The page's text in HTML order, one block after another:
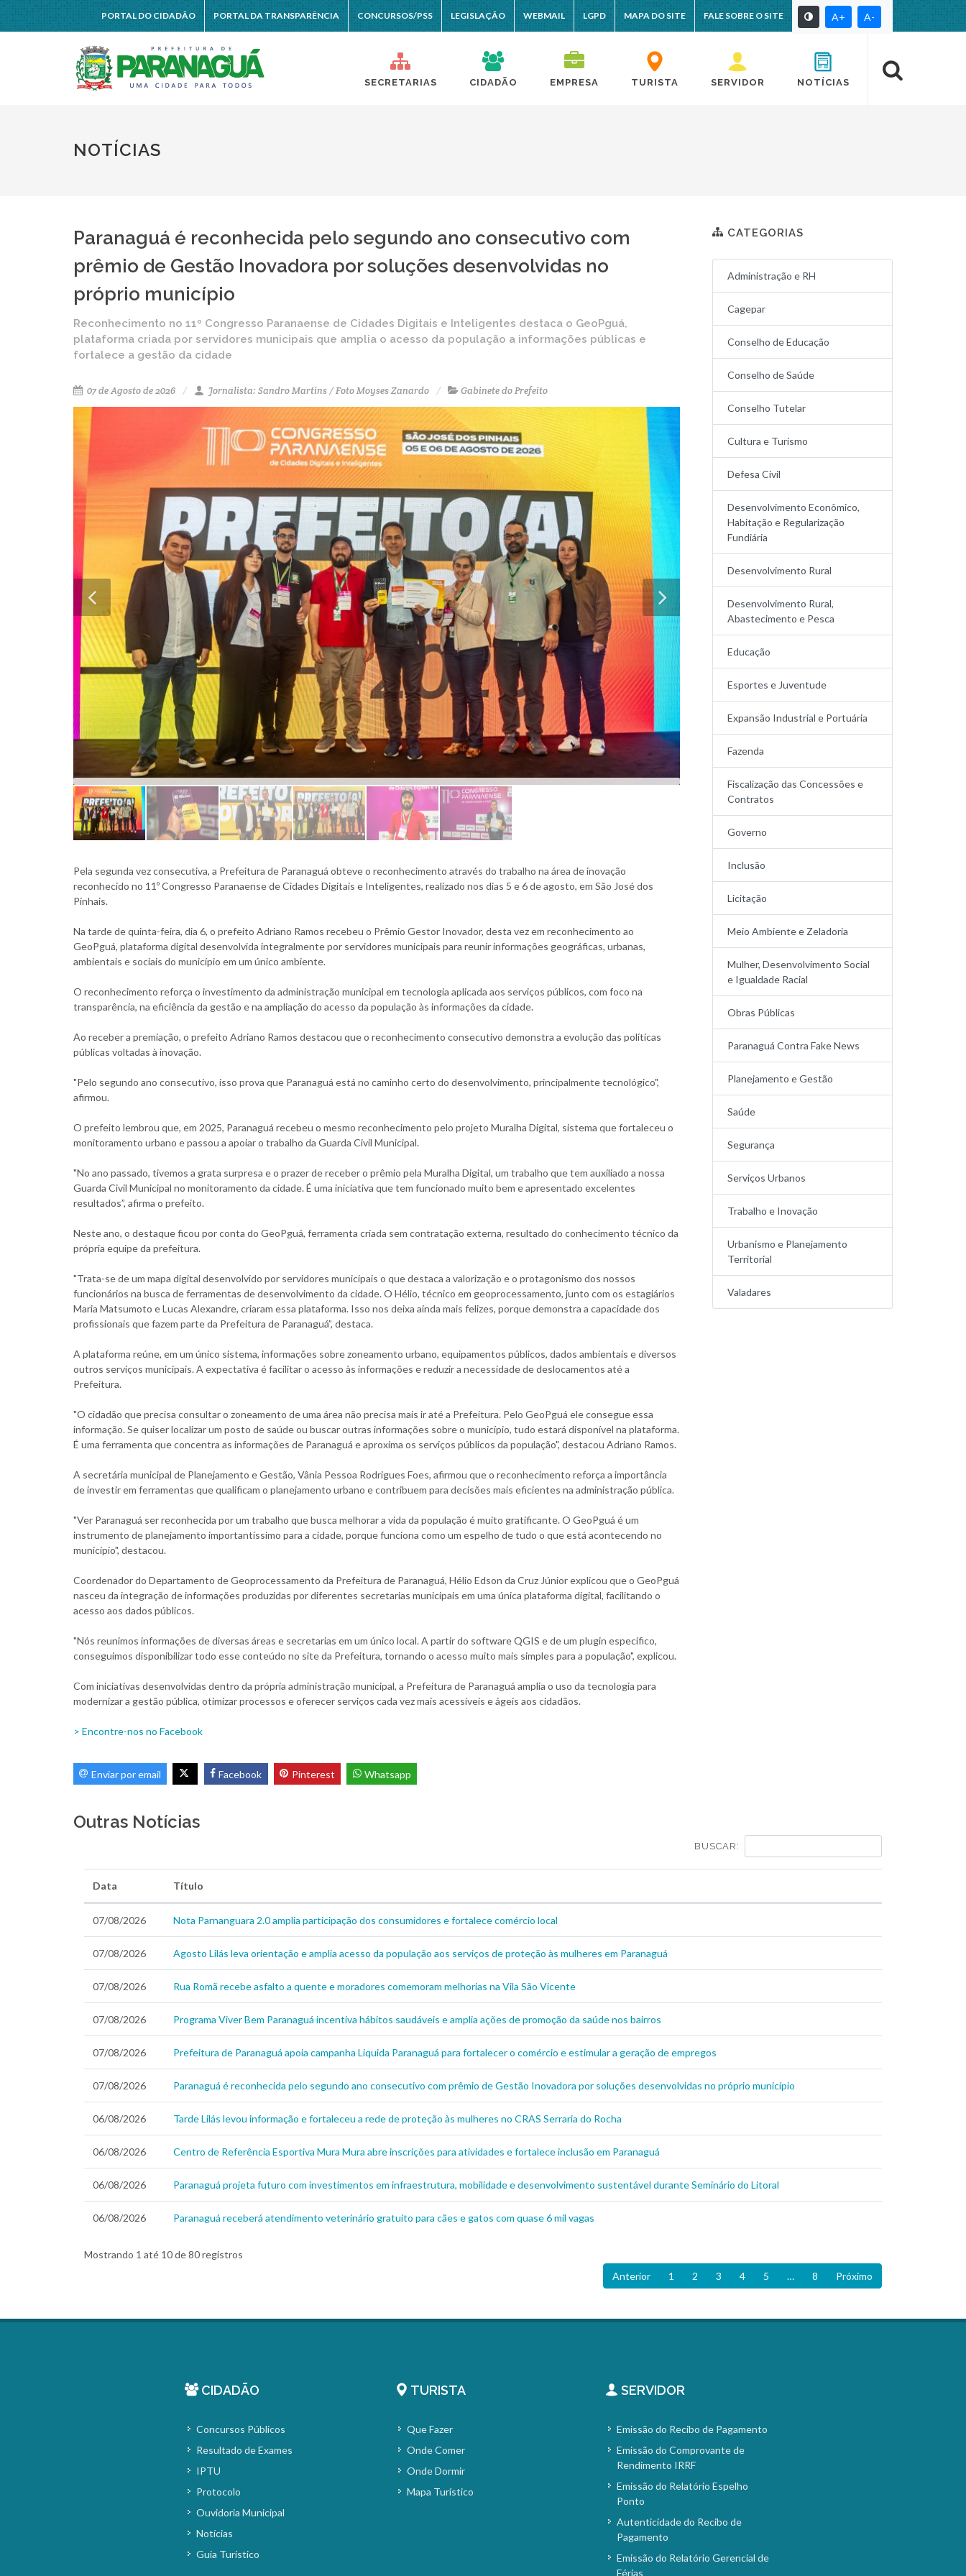
PORTAL DO CIDADÃO PORTAL DA TRANSPARÊNCIA CONCURSOS/PSS LEGISLAÇÃO WEBMAIL LGPD MAPA DO SITE FALE SOBRE O SITE A+ A-
SECRETARIAS CIDADÃO EMPRESA TURISTA SERVIDOR NOTÍCIAS
NOTÍCIAS
Paranaguá é reconhecida pelo segundo ano consecutivo com
prêmio de Gestão Inovadora por soluções desenvolvidas no
próprio município
Reconhecimento no 11º Congresso Paranaense de Cidades Digitais e Inteligentes destaca o GeoPguá,
plataforma criada por servidores municipais que amplia o acesso da população a informações públicas e
fortalece a gestão da cidade
07 de Agosto de 2026 Jornalista: Sandro Martins / Foto Moyses Zanardo Gabinete do Prefeito
Pela segunda vez consecutiva, a Prefeitura de Paranaguá obteve o reconhecimento através do trabalho na área de inovação
reconhecido no 11º Congresso Paranaense de Cidades Digitais e Inteligentes, realizado nos dias 5 e 6 de agosto, em São José dos
Pinhais.
Na tarde de quinta-feira, dia 6, o prefeito Adriano Ramos recebeu o Prêmio Gestor Inovador, desta vez em reconhecimento ao
GeoPguá, plataforma digital desenvolvida integralmente por servidores municipais para reunir informações geográficas, urbanas,
ambientais e sociais do município em um único ambiente.
O reconhecimento reforça o investimento da administração municipal em tecnologia aplicada aos serviços públicos, com foco na
transparência, na eficiência da gestão e na ampliação do acesso da população às informações da cidade.
Ao receber a premiação, o prefeito Adriano Ramos destacou que o reconhecimento consecutivo demonstra a evolução das políticas
públicas voltadas à inovação.
"Pelo segundo ano consecutivo, isso prova que Paranaguá está no caminho certo do desenvolvimento, principalmente tecnológico",
afirmou.
O prefeito lembrou que, em 2025, Paranaguá recebeu o mesmo reconhecimento pelo projeto Muralha Digital, sistema que fortaleceu o
monitoramento urbano e passou a apoiar o trabalho da Guarda Civil Municipal.
"No ano passado, tivemos a grata surpresa e o prazer de receber o prêmio pela Muralha Digital, um trabalho que tem auxiliado a nossa
Guarda Civil Municipal no monitoramento da cidade. É uma iniciativa que tem funcionado muito bem e apresentado excelentes
resultados”, afirma o prefeito.
Neste ano, o destaque ficou por conta do GeoPguá, ferramenta criada sem contratação externa, resultado do conhecimento técnico da
própria equipe da prefeitura.
"Trata-se de um mapa digital desenvolvido por servidores municipais o que destaca a valorização e o protagonismo dos nossos
funcionários na busca de ferramentas de desenvolvimento da cidade. O Hélio, técnico em geoprocessamento, junto com os estagiários
Maria Matsumoto e Lucas Alexandre, criaram essa plataforma. Isso nos deixa ainda mais felizes, porque demonstra a capacidade dos
profissionais que fazem parte da Prefeitura de Paranaguá”, destaca.
A plataforma reúne, em um único sistema, informações sobre zoneamento urbano, equipamentos públicos, dados ambientais e diversos
outros serviços municipais. A expectativa é facilitar o acesso às informações e reduzir a necessidade de deslocamentos até a
Prefeitura.
"O cidadão que precisa consultar o zoneamento de uma área não precisa mais ir até a Prefeitura. Pelo GeoPguá ele consegue essa
informação. Se quiser localizar um posto de saúde ou buscar outras informações sobre o município, tudo estará disponível na plataforma.
É uma ferramenta que concentra as informações de Paranaguá e aproxima os serviços públicos da população", destacou Adriano Ramos.
A secretária municipal de Planejamento e Gestão, Vânia Pessoa Rodrigues Foes, afirmou que o reconhecimento reforça a importância
de investir em ferramentas que qualificam o planejamento urbano e contribuem para decisões mais eficientes na administração pública.
"Ver Paranaguá ser reconhecida por um trabalho que busca melhorar a vida da população é muito gratificante. O GeoPguá é um
instrumento de planejamento importantíssimo para a cidade, porque funciona como um espelho de tudo o que está acontecendo no
município", destacou.
Coordenador do Departamento de Geoprocessamento da Prefeitura de Paranaguá, Hélio Edson da Cruz Júnior explicou que o GeoPguá
nasceu da integração de informações produzidas por diferentes secretarias municipais em uma única plataforma digital, facilitando o
acesso aos dados públicos.
"Nós reunimos informações de diversas áreas e secretarias em um único local. A partir do software QGIS e de um plugin específico,
conseguimos disponibilizar todo esse conteúdo no site da Prefeitura, tornando o acesso muito mais simples para a população", explicou.
Com iniciativas desenvolvidas dentro da própria administração municipal, a Prefeitura de Paranaguá amplia o uso da tecnologia para
modernizar a gestão pública, otimizar processos e oferecer serviços cada vez mais acessíveis e ágeis aos cidadãos.
> Encontre-nos no Facebook
Enviar por email Facebook Pinterest Whatsapp
CATEGORIAS
Administração e RH
Cagepar
Conselho de Educação
Conselho de Saúde
Conselho Tutelar
Cultura e Turismo
Defesa Civil
Desenvolvimento Econômico,
Habitação e Regularização
Fundiária
Desenvolvimento Rural
Desenvolvimento Rural,
Abastecimento e Pesca
Educação
Esportes e Juventude
Expansão Industrial e Portuária
Fazenda
Fiscalização das Concessões e
Contratos
Governo
Inclusão
Licitação
Meio Ambiente e Zeladoria
Mulher, Desenvolvimento Social
e Igualdade Racial
Obras Públicas
Paranaguá Contra Fake News
Planejamento e Gestão
Saúde
Segurança
Serviços Urbanos
Trabalho e Inovação
Urbanismo e Planejamento
Territorial
Valadares
Outras Notícias
BUSCAR:
Data Título
07/08/2026 Nota Parnanguara 2.0 amplia participação dos consumidores e fortalece comércio local
07/08/2026 Agosto Lilás leva orientação e amplia acesso da população aos serviços de proteção às mulheres em Paranaguá
07/08/2026 Rua Romã recebe asfalto a quente e moradores comemoram melhorias na Vila São Vicente
07/08/2026 Programa Viver Bem Paranaguá incentiva hábitos saudáveis e amplia ações de promoção da saúde nos bairros
07/08/2026 Prefeitura de Paranaguá apoia campanha Liquida Paranaguá para fortalecer o comércio e estimular a geração de empregos
07/08/2026 Paranaguá é reconhecida pelo segundo ano consecutivo com prêmio de Gestão Inovadora por soluções desenvolvidas no próprio município
06/08/2026 Tarde Lilás levou informação e fortaleceu a rede de proteção às mulheres no CRAS Serraria do Rocha
06/08/2026 Centro de Referência Esportiva Mura Mura abre inscrições para atividades e fortalece inclusão em Paranaguá
06/08/2026 Paranaguá projeta futuro com investimentos em infraestrutura, mobilidade e desenvolvimento sustentável durante Seminário do Litoral
06/08/2026 Paranaguá receberá atendimento veterinário gratuito para cães e gatos com quase 6 mil vagas
Mostrando 1 até 10 de 80 registros
Anterior
1 2 3 4 5 … 8 Próximo
CIDADÃO
Concursos Públicos
Resultado de Exames
IPTU
Protocolo
Ouvidoria Municipal
Notícias
Guia Turístico
TURISTA
Que Fazer
Onde Comer
Onde Dormir
Mapa Turístico
SERVIDOR
Emissão do Recibo de Pagamento
Emissão do Comprovante de
Rendimento IRRF
Emissão do Relatório Espelho
Ponto
Autenticidade do Recibo de
Pagamento
Emissão do Relatório Gerencial de
Férias